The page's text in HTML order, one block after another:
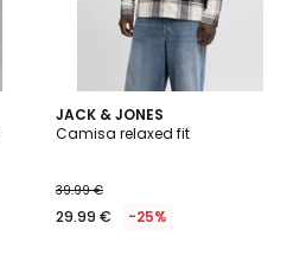
JACK & JONES
Camisa relaxed fit
39.99 €
29.99 € -25%